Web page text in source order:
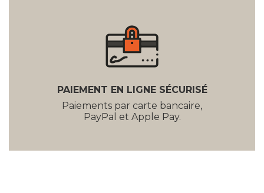
PAIEMENT EN LIGNE SÉCURISÉ
Paiements par carte bancaire,
PayPal et Apple Pay.